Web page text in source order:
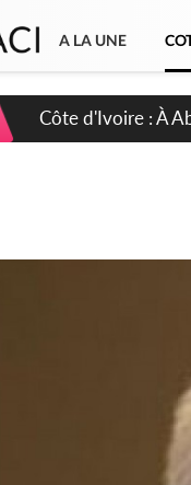
A LA UNE
Côte d'Ivoire : À